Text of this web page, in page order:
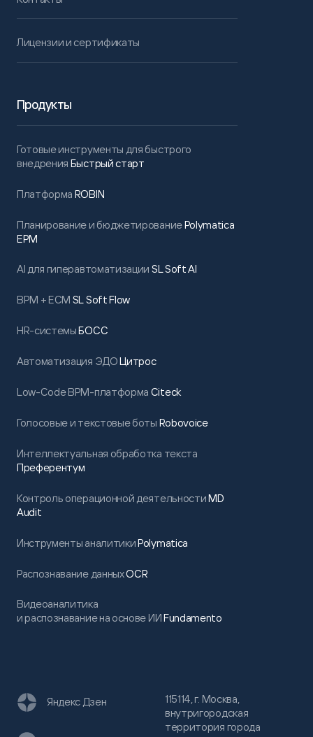
Лицензии и сертификаты
Продукты
Готовые инструменты для быстрого
внедрения Быстрый старт
Платформа ROBIN
Планирование и бюджетированиеPolymatica
EPM
AI для гиперавтоматизации SL Soft AI
BPM + ECM SL Soft Flow
HR-системыБОСС
Автоматизация ЭДОЦитрос
Low-Code BPM-платформа Citeck
Голосовые и текстовые боты Robovoice
Интеллектуальная обработка текста
Преферентум
Контроль операционной деятельностиMD
Audit
Инструменты аналитикиPolymatica
Распознавание данныхOCR
Видеоаналитика
и распознавание на основе ИИFundamento
115114, г. Москва,
внутригородская
территория города
Яндекс Дзен